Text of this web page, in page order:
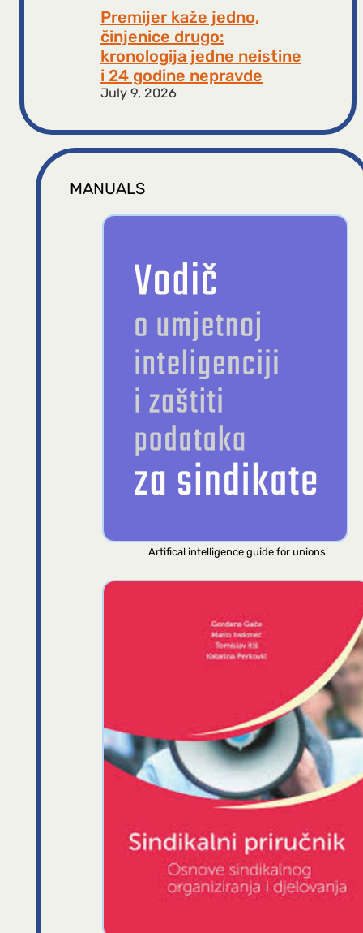
Premijer kaže jedno,
činjenice drugo:
kronologija jedne neistine
i 24 godine nepravde
July 9, 2026
MANUALS
Artifical intelligence guide for unions